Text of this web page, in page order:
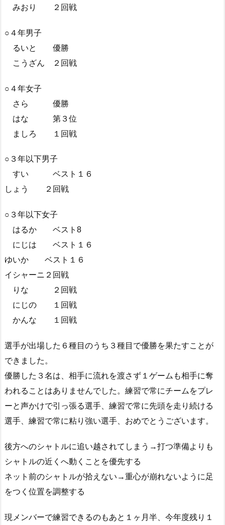
みおり ２回戦
○４年男子
るいと 優勝
こうざん ２回戦
○４年女子
さら 優勝
はな 第３位
ましろ １回戦
○３年以下男子
すい ベスト１６
しょう ２回戦
○３年以下女子
はるか ベスト8
にじは ベスト１６
ゆいか ベスト１６
イシャーニ２回戦
りな ２回戦
にじの １回戦
かんな １回戦
選手が出場した６種目のうち３種目で優勝を果たすことが
できました。
優勝した３名は、相手に流れを渡さず１ゲームも相手に奪
われることはありませんでした。練習で常にチームをプレ
ーと声かけで引っ張る選手、練習で常に先頭を走り続ける
選手、練習で常に粘り強い選手、おめでとうございます。
後方へのシャトルに追い越されてしまう→打つ準備よりも
シャトルの近くへ動くことを優先する
ネット前のシャトルが拾えない→重心が崩れないように足
をつく位置を調整する
現メンバーで練習できるのもあと１ヶ月半、今年度残り１